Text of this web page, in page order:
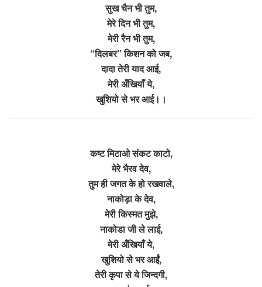
सुख चैन भी तुम,
मेरे दिन भी तुम,
मेरी रैन भी तुम,
“दिलबर” किशन को जब,
दादा तेरी याद आई,
मेरी अँखियाँ ये,
खुशियो से भर आई।।
कष्ट मिटाओ संकट काटो,
मेरे भैरव देव,
तुम ही जगत के हो रखवाले,
नाकोड़ा के देव,
मेरी किस्मत मुझे,
नाकोडा जी ले लाई,
मेरी अँखियाँ ये,
खुशियो से भर आईं,
तेरी कृपा से ये जिन्दगी,